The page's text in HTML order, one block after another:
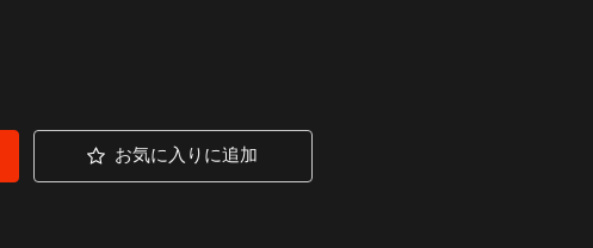
お気に入りに追加